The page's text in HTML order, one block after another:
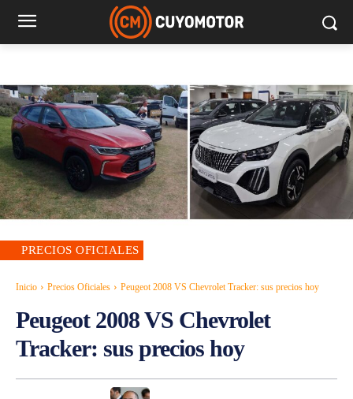
PRECIOS OFICIALES
Inicio Precios Oficiales Peugeot 2008 VS Chevrolet Tracker: sus precios hoy
Peugeot 2008 VS Chevrolet
Tracker: sus precios hoy